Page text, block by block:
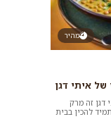
מהיר
של איתי דגן
דגן זה מרק
להכין בבית